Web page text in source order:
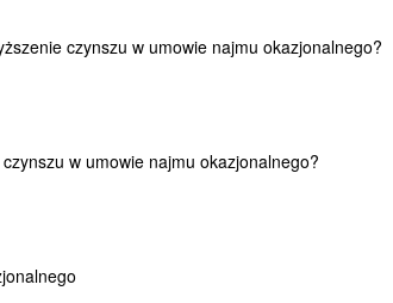
czynszu w umowie najmu okazjonalnego?
w umowie najmu okazjonalnego?